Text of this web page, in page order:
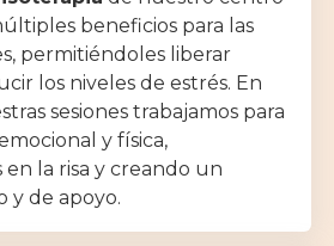
beneficios para las
permitiéndoles liberar
los niveles de estrés. En
sesiones trabajamos para
y física,
la risa y creando un
y de apoyo.